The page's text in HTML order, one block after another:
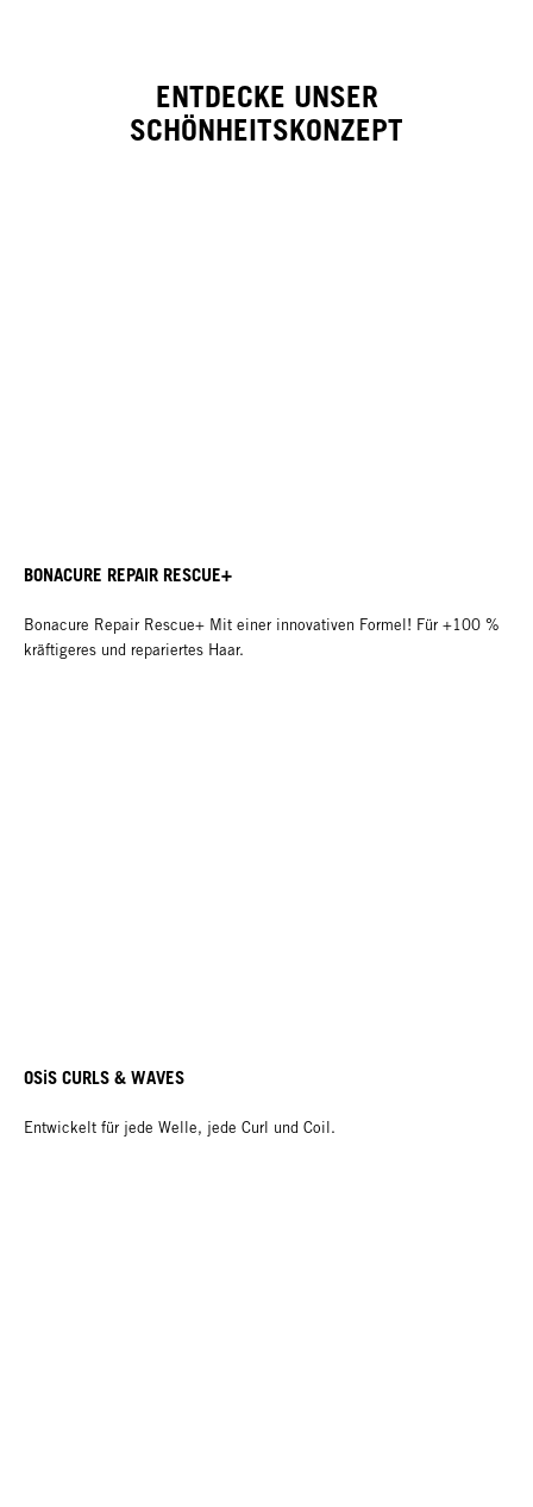
ENTDECKE UNSER
SCHÖNHEITSKONZEPT
BONACURE REPAIR RESCUE+
Bonacure Repair Rescue+ Mit einer innovativen Formel! Für +100 %
kräftigeres und repariertes Haar.
OSiS CURLS & WAVES
Entwickelt für jede Welle, jede Curl und Coil.